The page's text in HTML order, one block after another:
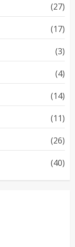
(27)
(17)
(3)
(4)
(14)
(11)
(26)
(40)